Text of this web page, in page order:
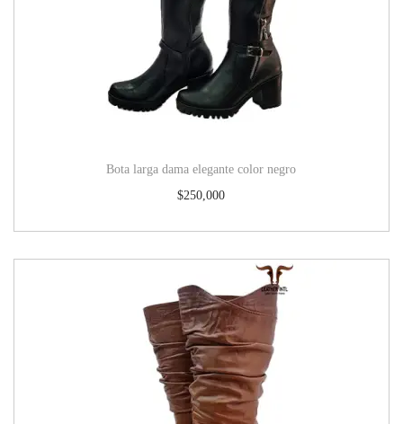
Bota larga dama elegante color negro
$250,000